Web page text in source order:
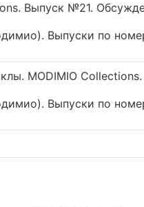
Выпуск №21.
Выпуски по
MODIMIO
Выпуски по